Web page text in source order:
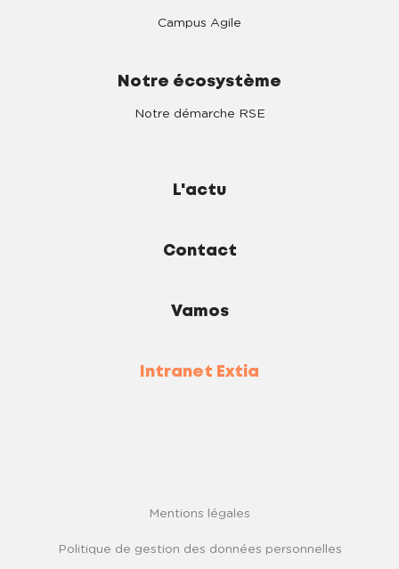
Campus Agile
Notre écosystème
Notre démarche RSE
L'actu
Contact
Vamos
Intranet Extia
Mentions légales
Politique de gestion des données personnelles